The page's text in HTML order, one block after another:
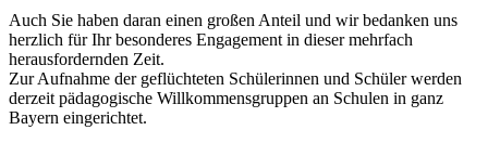
Auch Sie haben daran einen großen Anteil und wir bedanken uns
herzlich für Ihr besonderes Engagement in dieser mehrfach
herausfordernden Zeit.
Zur Aufnahme der geflüchteten Schülerinnen und Schüler werden
derzeit pädagogische Willkommensgruppen an Schulen in ganz
Bayern eingerichtet.